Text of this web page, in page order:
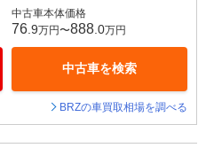
中古車本体価格
76 .9万円〜888 .0万円
中古車を検索
BRZの車買取相場を調べる